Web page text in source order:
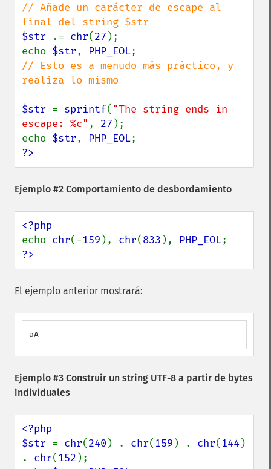
// Añade un carácter de escape al
$str
.= chr(27 );
echo $str, PHP_EOL
// Esto es a menudo más práctico, y
realiza lo mismo
$str = sprintf( "The string ends in
escape: %c" , 27 );
echo $str, PHP_EOL
?>
Ejemplo #2 Comportamiento de desbordamiento
echo chr(-159 ), chr(833 ), PHP_EOL
?>
El ejemplo anterior mostrará:
aA
Ejemplo #3 Construir un string UTF-8 a partir de bytes
individuales
<?php
$str = chr(240 ) . chr(159 ) . chr(144 )
. chr(152 );